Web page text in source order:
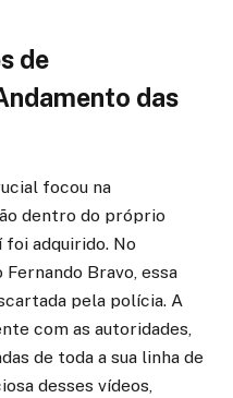
de
das
focou na
dentro do próprio
adquirido. No
Bravo, essa
pela polícia. A
com as autoridades,
de toda a sua linha de
desses vídeos,